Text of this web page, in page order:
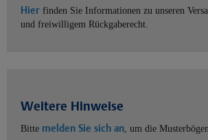
Hier finden Sie Informationen zu unseren
und freiwilligem Rückgaberecht.
Weitere Hinweise
Bitte melden Sie sich an, um die